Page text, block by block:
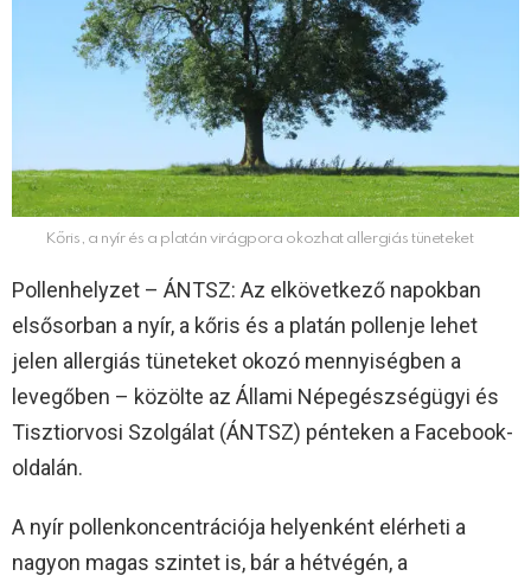
Kőris, a nyír és a platán virágpora okozhat allergiás tüneteket
Pollenhelyzet – ÁNTSZ: Az elkövetkező napokban
elsősorban a nyír, a kőris és a platán pollenje lehet
jelen allergiás tüneteket okozó mennyiségben a
levegőben – közölte az Állami Népegészségügyi és
Tisztiorvosi Szolgálat (ÁNTSZ) pénteken a Facebook-
oldalán.
A nyír pollenkoncentrációja helyenként elérheti a
nagyon magas szintet is, bár a hétvégén, a